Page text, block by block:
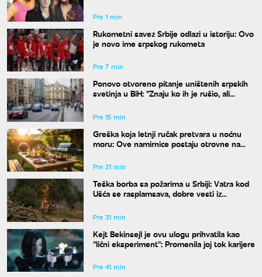
Pre 1 min
Rukometni savez Srbije odlazi u istoriju: Ovo
je novo ime srpskog rukometa
Pre 7 min
Ponovo otvoreno pitanje uništenih srpskih
svetinja u BiH: "Znaju ko ih je rušio, ali
Pre 15 min
Greška koja letnji ručak pretvara u noćnu
moru: Ove namirnice postaju otrovne na
Pre 21 min
Teška borba sa požarima u Srbiji: Vatra kod
Ušća se rasplamsava, dobre vesti iz
Pre 31 min
Kejt Bekinsejl je ovu ulogu prihvatila kao
"lični eksperiment": Promenila joj tok karijere
Pre 41 min